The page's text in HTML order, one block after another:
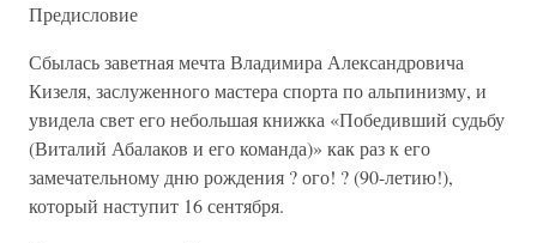
Предисловие
Сбылась заветная мечта Владимира Александровича
Кизеля, заслуженного мастера спорта по альпинизму, и
увидела свет его небольшая книжка «Победивший судьбу
(Виталий Абалаков и его команда)» как раз к его
замечательному дню рождения ? ого! ? (90-летию!),
который наступит 16 сентября.